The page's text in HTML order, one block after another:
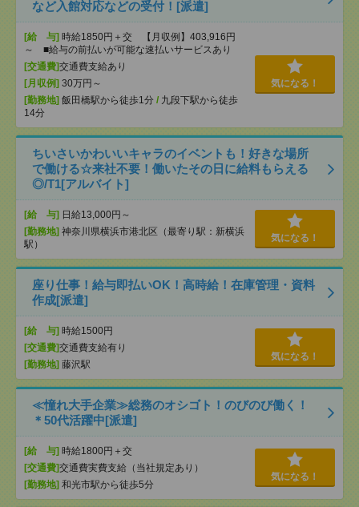
など入館対応などの受付！[派遣]
[給 与] 時給1850円＋交 【月収例】403,916円
～ ■給与の前払いが可能な速払いサービスあり
[交通費]交通費支給あり
[月収例] 30万円～
[勤務地] 飯田橋駅から徒歩1分 / 九段下駅から徒歩
14分
気になる！
ちいさいかわいいキャラのイベントも！好きな場所
で働ける☆来社不要！働いたその日に給料もらえる
◎/T1[アルバイト]
[給 与] 日給13,000円～
[勤務地] 神奈川県横浜市港北区（最寄り駅：新横浜
駅）
気になる！
座り仕事！給与即払いOK！高時給！在庫管理・資料
作成[派遣]
[給 与] 時給1500円
[交通費]交通費支給有り
[勤務地] 藤沢駅
気になる！
≪憧れ大手企業≫総務のオシゴト！のびのび働く！
＊50代活躍中[派遣]
[給 与] 時給1800円＋交
[交通費]交通費実費支給（当社規定あり）
[勤務地] 和光市駅から徒歩5分
気になる！